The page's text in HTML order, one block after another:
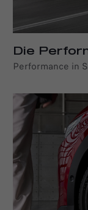
Die
Performance in
Alfa Romeo
abgestimmten
25 mm
auch in Kurven
Zusammen mit
mechanischen
Romeo Junior